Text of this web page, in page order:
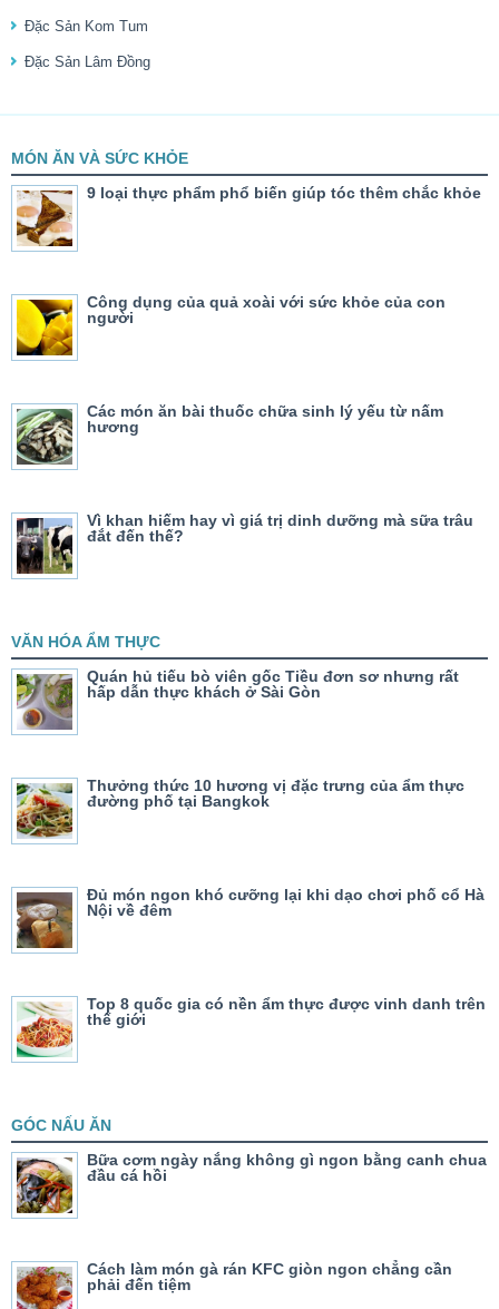
Đặc Sản Kom Tum
Đặc Sản Lâm Đồng
MÓN ĂN VÀ SỨC KHỎE
9 loại thực phẩm phổ biến giúp tóc thêm chắc khỏe
Công dụng của quả xoài với sức khỏe của con
người
Các món ăn bài thuốc chữa sinh lý yếu từ nấm
hương
Vì khan hiếm hay vì giá trị dinh dưỡng mà sữa trâu
đắt đến thế?
VĂN HÓA ẨM THỰC
Quán hủ tiếu bò viên gốc Tiều đơn sơ nhưng rất
hấp dẫn thực khách ở Sài Gòn
Thưởng thức 10 hương vị đặc trưng của ẩm thực
đường phố tại Bangkok
Đủ món ngon khó cưỡng lại khi dạo chơi phố cổ Hà
Nội về đêm
Top 8 quốc gia có nền ẩm thực được vinh danh trên
thế giới
GÓC NẤU ĂN
Bữa cơm ngày nắng không gì ngon bằng canh chua
đầu cá hồi
Cách làm món gà rán KFC giòn ngon chẳng cần
phải đến tiệm